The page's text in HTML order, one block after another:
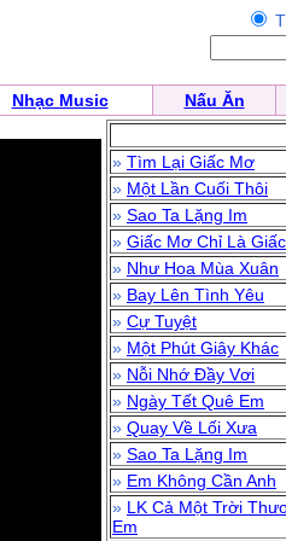
Nhạc Music Nấu Ăn
» Tìm Lại Giấc Mơ
» Một Lần Cuối Thôi
» Sao Ta Lặng Im
» Giấc Mơ Chỉ Là
» Như Hoa Mùa Xuân
» Bay Lên Tình Yêu
» Cự Tuyệt
» Một Phút Giây Khác
» Nỗi Nhớ Đầy Vơi
» Ngày Tết Quê Em
» Quay Về Lối Xưa
» Sao Ta Lặng Im
» Em Không Cần Anh
» LK Cả Một Trời
Em